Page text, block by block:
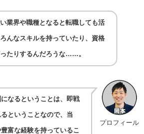
業界や職種となると転職しても活
んなスキルを持っていたり、資格
たりするんだろうな……。
プロフィール
なるということは、即戦
ということなので、当
富な経験を持っているこ